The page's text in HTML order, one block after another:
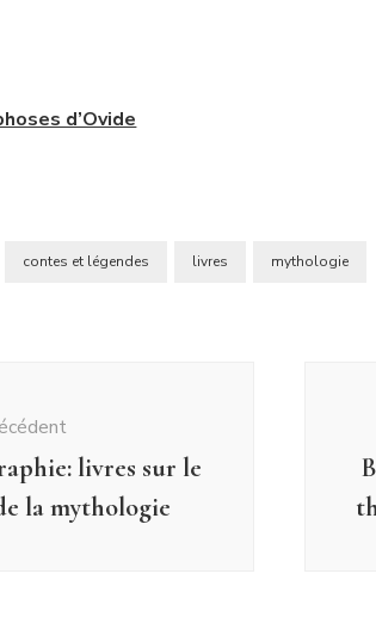
d’Ovide
contes et légendes livres mythologie
livres sur le
la mythologie